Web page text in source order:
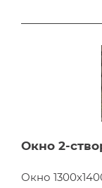
Окно 2-
Окно